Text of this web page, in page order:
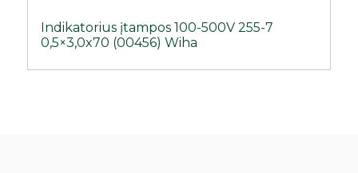
Indikatorius įtampos 100-500V 255-7
0,5×3,0x70 (00456) Wiha